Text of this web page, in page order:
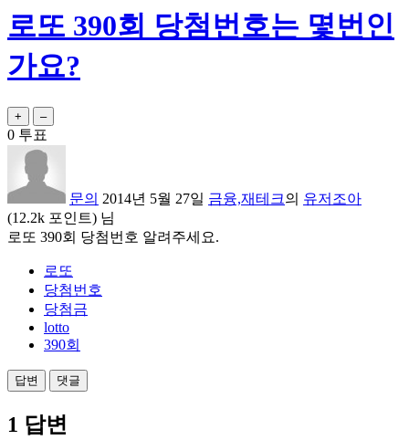
로또 390회 당첨번호는 몇번인
가요?
0 투표
문의 2014년 5월 27일 금융,재테크의 유저조아
(12.2k 포인트) 님
로또 390회 당첨번호 알려주세요.
로또
당첨번호
당첨금
lotto
390회
1 답변